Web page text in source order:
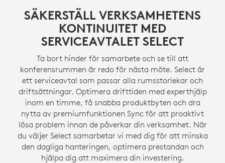
SÄKERSTÄLL VERKSAMHETENS
KONTINUITET MED
SERVICEAVTALET SELECT
Ta bort hinder för samarbete och se till att
konferensrummen är redo för nästa möte. Select är
ett serviceavtal som passar alla rumsstorlekar och
driftsättningar. Optimera drifttiden med experthjälp
inom en timme, få snabba produktbyten och dra
nytta av premiumfunktionen Sync för att proaktivt
lösa problem innan de påverkar din verksamhet. När
du väljer Select samarbetar vi med dig för att minska
den dagliga hanteringen, optimera prestandan och
hjälpa dig att maximera din investering.